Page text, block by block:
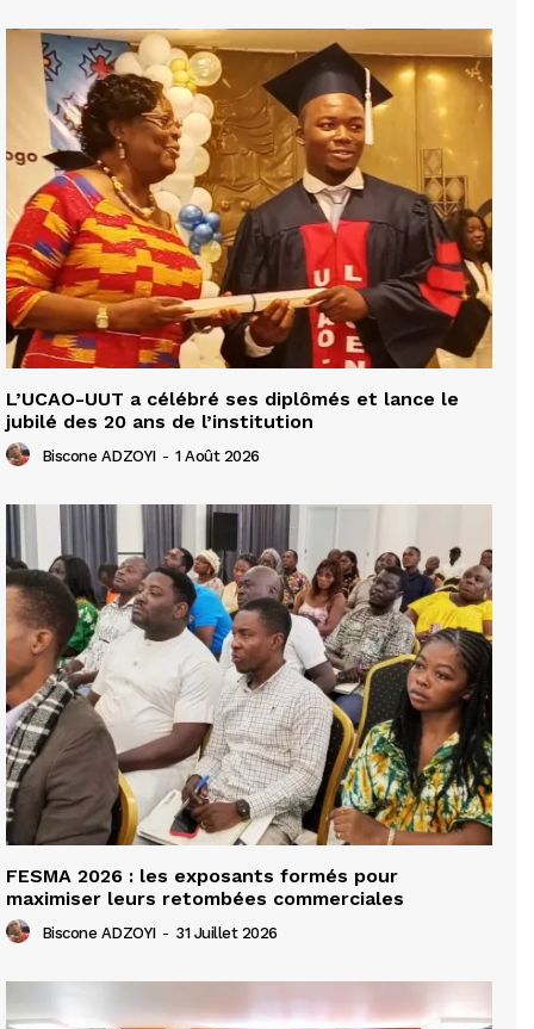
L’UCAO-UUT a célébré ses diplômés et lance le
jubilé des 20 ans de l’institution
Biscone ADZOYI - 1 Août 2026
FESMA 2026 : les exposants formés pour
maximiser leurs retombées commerciales
Biscone ADZOYI - 31 Juillet 2026